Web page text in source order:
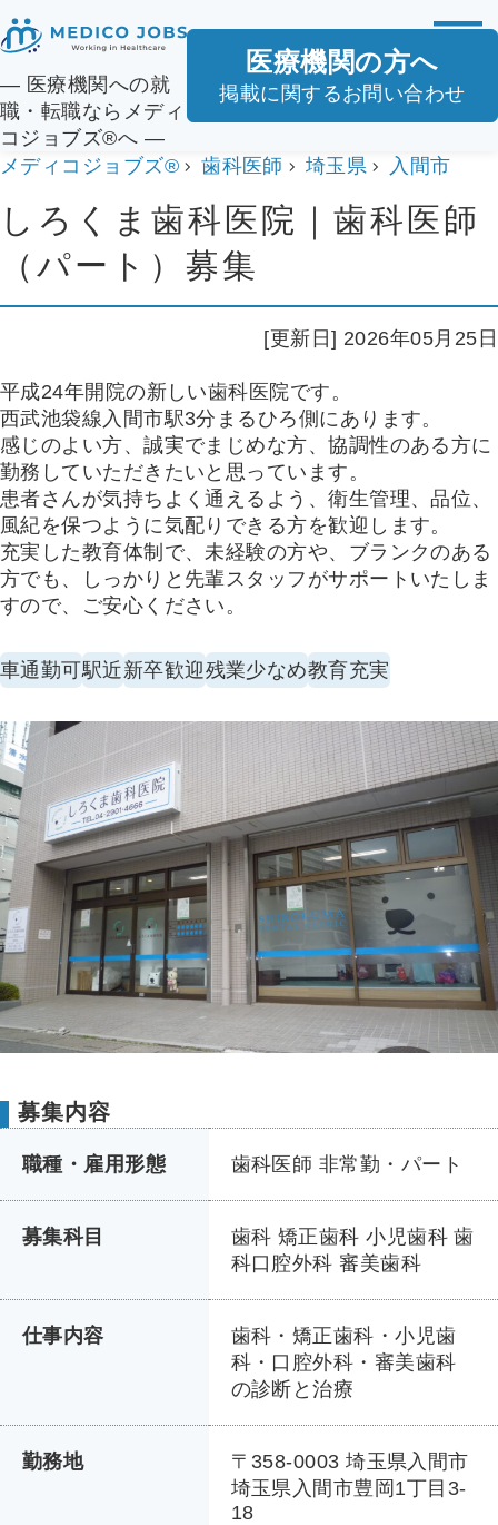
― 医療機関への就
職・転職ならメディ
コジョブズ®へ ―
医療機関の方へ
掲載に関するお問い合わせ
メディコジョブズ® 歯科医師 埼玉県 入間市
しろくま歯科医院｜歯科医師
（パート）募集
[更新日] 2026年05月25日
平成24年開院の新しい歯科医院です。
西武池袋線入間市駅3分まるひろ側にあります。
感じのよい方、誠実でまじめな方、協調性のある方に
勤務していただきたいと思っています。
患者さんが気持ちよく通えるよう、衛生管理、品位、
風紀を保つように気配りできる方を歓迎します。
充実した教育体制で、未経験の方や、ブランクのある
方でも、しっかりと先輩スタッフがサポートいたしま
すので、ご安心ください。
車通勤可駅近新卒歓迎残業少なめ教育充実
募集内容
職種・雇用形態 歯科医師 非常勤・パート
募集科目
歯科 矯正歯科 小児歯科 歯
科口腔外科 審美歯科
仕事内容
歯科・矯正歯科・小児歯
科・口腔外科・審美歯科
の診断と治療
勤務地
〒358-0003 埼玉県入間市
埼玉県入間市豊岡1丁目3-
18